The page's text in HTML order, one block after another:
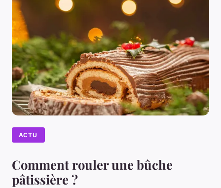
ACTU
Comment rouler une bûche
pâtissière ?